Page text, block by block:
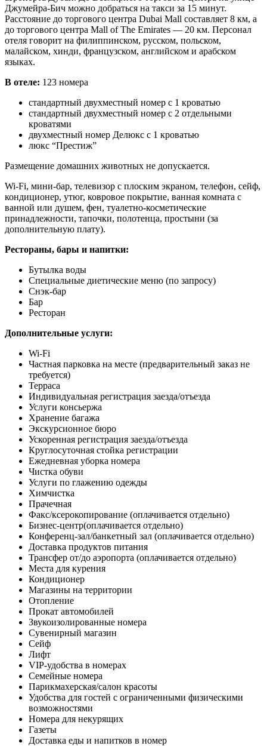
Джумейра-Бич можно добраться на такси за 15 минут.
Расстояние до торгового центра Dubai Mall составляет 8 км, а
до торгового центра Mall of The Emirates — 20 км. Персонал
отеля говорит на филиппинском, русском, польском,
малайском, хинди, французском, английском и арабском
языках.
В отеле: 123 номера
стандартный двухместный номер с 1 кроватью
стандартный двухместный номер с 2 отдельными
кроватями
двухместный номер Делюкс с 1 кроватью
люкс “Престиж”
Размещение домашних животных не допускается.
Wi-Fi, мини-бар, телевизор с плоским экраном, телефон, сейф,
кондиционер, утюг, ковровое покрытие, ванная комната с
ванной или душем, фен, туалетно-косметические
принадлежности, тапочки, полотенца, простыни (за
дополнительную плату).
Рестораны, бары и напитки:
Бутылка воды
Специальные диетические меню (по запросу)
Снэк-бар
Бар
Ресторан
Дополнительные услуги:
Wi-Fi
Частная парковка на месте (предварительный заказ не
требуется)
Терраса
Индивидуальная регистрация заезда/отъезда
Услуги консьержа
Хранение багажа
Экскурсионное бюро
Ускоренная регистрация заезда/отъезда
Круглосуточная стойка регистрации
Ежедневная уборка номера
Чистка обуви
Услуги по глажению одежды
Химчистка
Прачечная
Факс/ксерокопирование (оплачивается отдельно)
Бизнес-центр(оплачивается отдельно)
Конференц-зал/банкетный зал (оплачивается отдельно)
Доставка продуктов питания
Трансфер от/до аэропорта (оплачивается отдельно)
Места для курения
Кондиционер
Магазины на территории
Отопление
Прокат автомобилей
Звукоизолированные номера
Сувенирный магазин
Сейф
Лифт
VIP-удобства в номерах
Семейные номера
Парикмахерская/салон красоты
Удобства для гостей с ограниченными физическими
возможностями
Номера для некурящих
Газеты
Доставка еды и напитков в номер